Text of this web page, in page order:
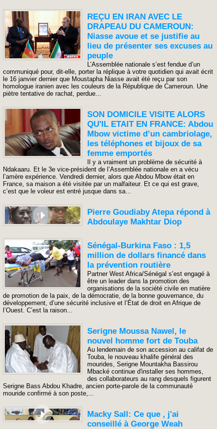
REÇU EN IRAN AVEC LE
DRAPEAU DU CAMEROUN:
Niasse avoue et se justifie au
lieu de présenter ses excuses au
peuple
L’Assemblée nationale s’est fendue d’un
communiqué pour, dit-elle, porter la réplique à votre quotidien qui avait écrit
le 16 janvier dernier que Moustapha Niasse avait été reçu par son
homologue iranien avec les couleurs de la République de Cameroun. Une
piètre tentative de rachat, perdue...
SON DOMICILE VISITE ALORS
QU'IL ETAIT EN FRANCE: ​Abdou
Mbow victime d’un cambriolage,
les téléphones et bijoux de sa
femme emportés
Il y a vraiment un problème de sécurité à
Ndakaaru. Et le 3e vice-président de l’Assemblée nationale en a vécu
l’amère expérience. Vendredi dernier, alors que Abdou Mbow était en
France, sa maison a été visitée par un malfaiteur. Et ce qui est grave,
c’est que le voleur est entré jusque dans sa...
Pierre Goudiaby Atepa répond à
Abdoulaye Makhtar Diop
Sénégal-Burkina Faso : 1,5
million de dollars financé dans
la prévention routière
Partner West Africa/Sénégal s’est engagé à
être un leader dans la promotion des
organisations de la société civile en matière
de promotion de la paix, de la démocratie, de la bonne gouvernance, du
développement, d’une sécurité inclusive et l’État de droit en Afrique de
l’Ouest. C’est la raison...
Serigne Moussa Nawel, le
nouvel homme fort de Touba
Au lendemain de son accession au califat de
Touba, le nouveau khalife général des
mourides, Serigne Mountakha Bassirou
Mbacké continue d'installer ses hommes,
des collaborateurs au rang desquels figurent
Serigne Bass Abdou Khadre, ancien porte-parole de la communauté
mouride confirmé à son poste,...
Macky Sall: Ce que , j'ai
conseillé à George Weah